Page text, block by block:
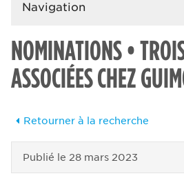
Navigation
NOMINATIONS •
ASSOCIÉES CHEZ
Retourner à la recherche
Publié le 28 mars 2023